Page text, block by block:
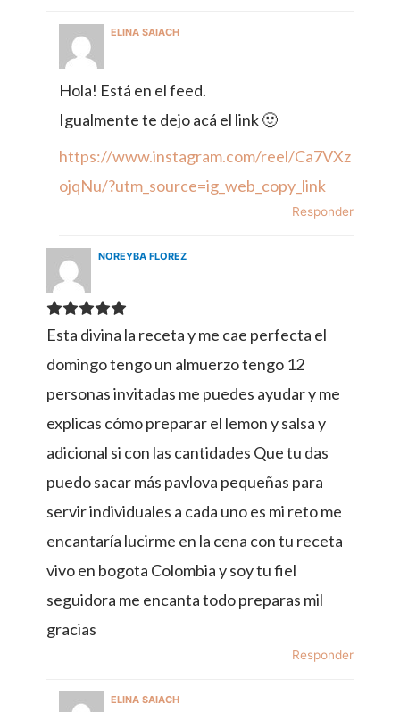
ELINA SAIACH
Hola! Está en el feed.
Igualmente te dejo acá el link 🙂
https://www.instagram.com/reel/Ca7VXz
ojqNu/?utm_source=ig_web_copy_link
Responder
NOREYBA FLOREZ
Esta divina la receta y me cae perfecta el
domingo tengo un almuerzo tengo 12
personas invitadas me puedes ayudar y me
explicas cómo preparar el lemon y salsa y
adicional si con las cantidades Que tu das
puedo sacar más pavlova pequeñas para
servir individuales a cada uno es mi reto me
encantaría lucirme en la cena con tu receta
vivo en bogota Colombia y soy tu fiel
seguidora me encanta todo preparas mil
gracias
Responder
ELINA SAIACH